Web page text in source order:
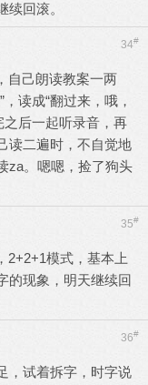
回滚。
34#
自己朗读教案一两
读成“翻过来，哦，
之后一起听录音，再
读二遍时，不自觉地
za。嗯嗯，捡了狗头
35#
2+2+1模式，基本上
的现象，明天继续回
36#
，试着拆字，时字说